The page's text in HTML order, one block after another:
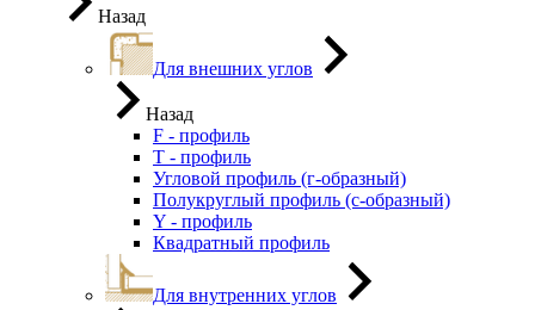
Назад
Для внешних углов
Назад
F - профиль
Т - профиль
Угловой профиль (г-образный)
Полукруглый профиль (с-образный)
Y - профиль
Квадратный профиль
Для внутренних углов